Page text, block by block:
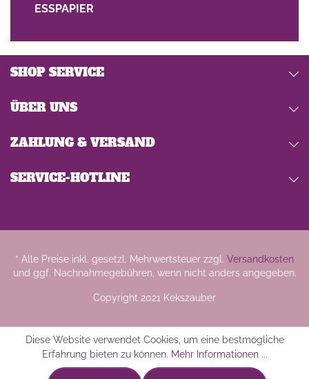
ESSPAPIER
SERVICE-HOTLINE
SHOP SERVICE
ÜBER UNS
ZAHLUNG & VERSAND
* Alle Preise inkl. gesetzl. Mehrwertsteuer zzgl. Versandkosten
und ggf. Nachnahmegebühren, wenn nicht anders angegeben.
Copyright 2021 Kekszauber
Diese Website verwendet Cookies, um eine bestmögliche
Erfahrung bieten zu können. Mehr Informationen ...